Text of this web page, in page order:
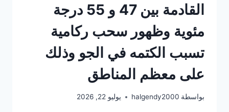
القادمة بين 47 و 55 درجة
مئوية وظهور سحب ركامية
تسبب الكتمه في الجو وذلك
على معظم المناطق
بواسطة halgendy2000 يوليو 22, 2026